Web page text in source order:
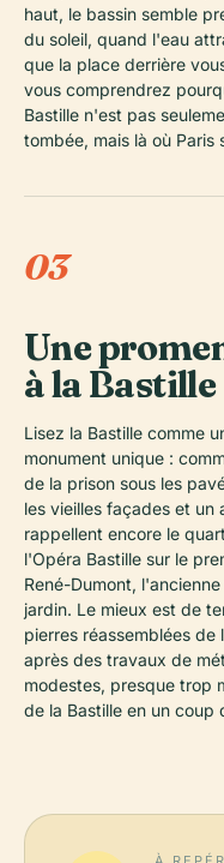
haut, le bassin semble
du soleil, quand l'eau
que la place derrière
vous comprendrez
Bastille n'est pas
tombée, mais là où
03
Une
à la Bastille
Lisez la Bastille comme
monument unique :
de la prison sous les
les vieilles façades et un
rappellent encore le
l'Opéra Bastille sur le
René-Dumont,
jardin. Le mieux est de
pierres réassemblées
après des travaux de
modestes, presque trop
de la Bastille en un